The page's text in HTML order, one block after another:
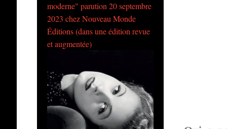
moderne" parution 20 septembre
2023 chez Nouveau Monde
Éditions (dans une édition revue
et augmentée)